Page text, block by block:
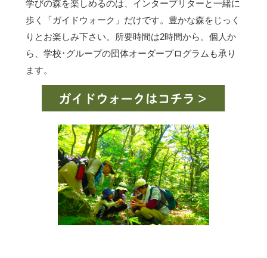
学びの森を楽しめるのは、インタープリターと一緒に
歩く「ガイドウォーク」だけです。豊かな森をじっく
りとお楽しみ下さい。所要時間は2時間から。個人か
ら、学校･グループの団体オーダープログラムも承り
ます。